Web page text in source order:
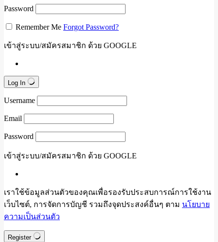
Password
Remember Me Forgot Password?
เข้าสู่ระบบ/สมัครสมาชิก ด้วย GOOGLE
Log In
Username
Email
Password
เข้าสู่ระบบ/สมัครสมาชิก ด้วย GOOGLE
เราใช้ข้อมูลส่วนตัวของคุณเพื่อรองรับประสบการณ์การใช้งาน
เว็บไซต์, การจัดการบัญชี รวมถึงจุดประสงค์อื่นๆ ตาม นโยบาย
ความเป็นส่วนตัว
Register